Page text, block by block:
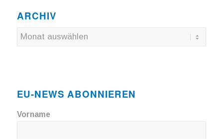
ARCHIV
EU-NEWS ABONNIEREN
Vorname